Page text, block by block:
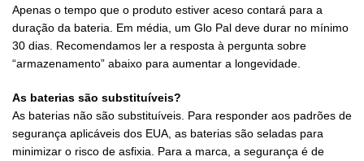
Apenas o tempo que o produto estiver aceso contará para a
duração da bateria. Em média, um Glo Pal deve durar no mínimo
30 dias. Recomendamos ler a resposta à pergunta sobre
“armazenamento” abaixo para aumentar a longevidade.
As baterias são substituíveis?
As baterias não são substituíveis. Para responder aos padrões de
segurança aplicáveis ​​dos EUA, as baterias são seladas para
minimizar o risco de asfixia. Para a marca, a segurança é de